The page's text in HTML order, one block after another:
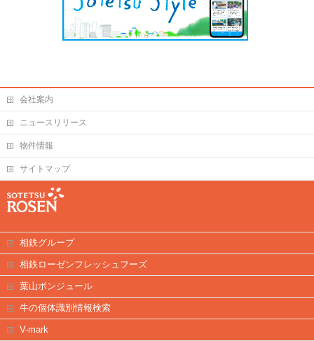
会社案内
ニュースリリース
物件情報
サイトマップ
相鉄グループ
相鉄ローゼンフレッシュフーズ
葉山ボンジュール
牛の個体識別情報検索
V-mark